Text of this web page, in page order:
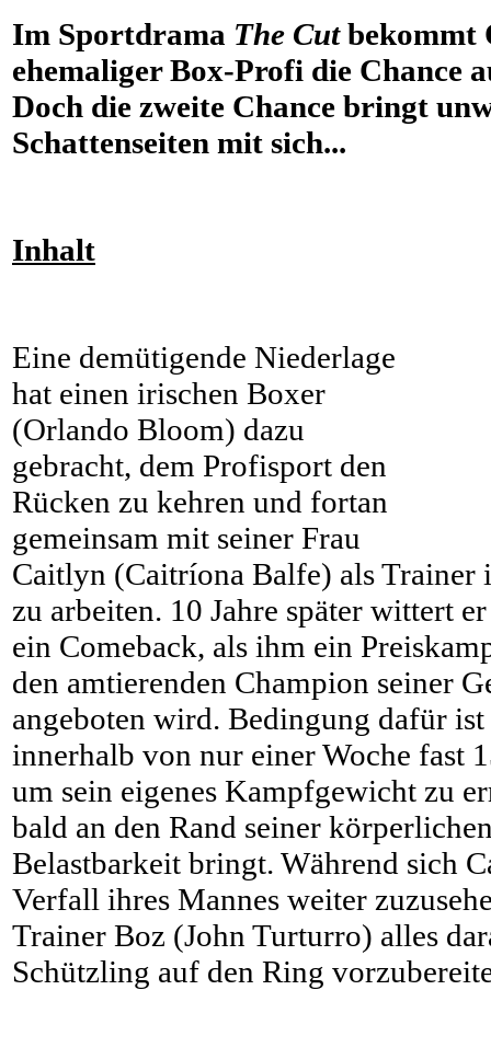
Im Sportdrama The Cutbekommt
ehemaliger Box-Profi die Chance
Doch die zweite Chance bringt
Schattenseiten mit sich...
Inhalt
Eine demütigende Niederlage
hat einen irischen Boxer
(Orlando Bloom) dazu
gebracht, dem Profisport den
Rücken zu kehren und fortan
gemeinsam mit seiner Frau
Caitlyn (Caitríona Balfe) als Trainer
zu arbeiten. 10 Jahre später wittert
ein Comeback, als ihm ein
den amtierenden Champion seiner
angeboten wird. Bedingung dafür ist
innerhalb von nur einer Woche fast
um sein eigenes Kampfgewicht zu
bald an den Rand seiner
Belastbarkeit bringt. Während sich
Verfall ihres Mannes weiter
Trainer Boz (John Turturro) alles
Schützling auf den Ring